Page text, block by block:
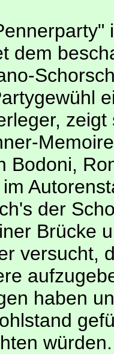
dem
Bodoni,
der
Brücke
versucht,
haben
würden.